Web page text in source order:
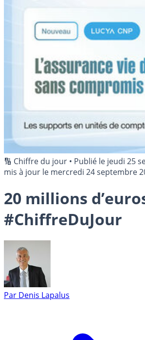
🔢 Chiffre du jour • Publié le jeudi 25
mis à jour le mercredi 24 septembre
20 millions
#ChiffreDuJour
Par Denis Lapalus